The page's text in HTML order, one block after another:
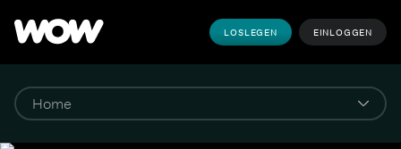
LOSLEGEN EINLOGGEN